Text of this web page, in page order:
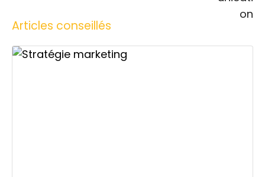
Articles conseillés